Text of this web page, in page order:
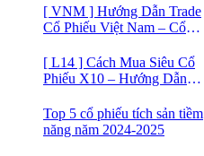
[ VNM ] Hướng Dẫn Trade
Cổ Phiếu Việt Nam – Cổ
[ L14 ] Cách Mua Siêu Cổ
Phiếu X10 – Hướng Dẫn
Cổ phiếu BĐS Licogi 14
Top 5 cổ phiếu tích sản tiềm
năng năm 2024-2025